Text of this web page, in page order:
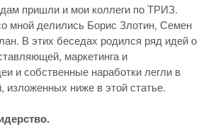
пришли и мои коллеги по ТРИЗ.
мной делились Борис Злотин, Семен
В этих беседах родился ряд идей о
маркетинга и
и собственные наработки легли в
ниже в этой статье.